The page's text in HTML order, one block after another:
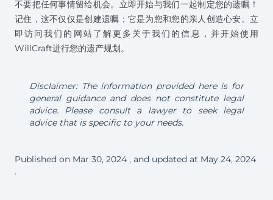
不要把任何事情留给机会。立即开始与我们一起制定您的遗嘱！
记住，这不仅仅是创建遗嘱；它是为您和您的亲人创造心安。 立
即访问我们的网站了解更多关于我们的信息，并开始使用
WillCraft进行您的遗产规划。
Disclaimer: The information provided here is for
general guidance and does not constitute legal
advice. Please consult a lawyer to seek legal
advice that is specific to your needs.
Published on Mar 30, 2024 , and updated at May 24, 2024
.